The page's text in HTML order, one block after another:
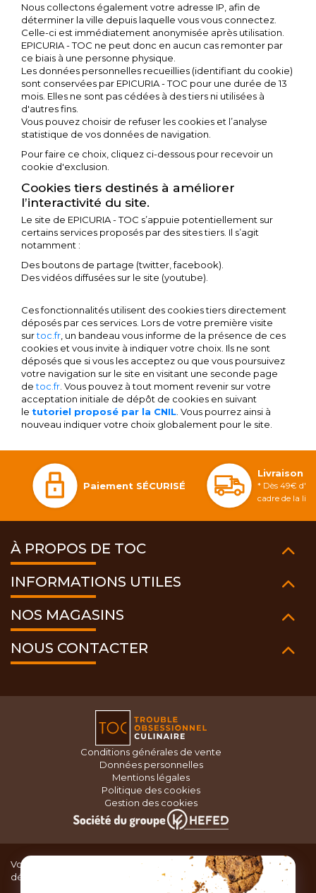
Nous collectons également votre adresse IP, afin de
déterminer la ville depuis laquelle vous vous connectez.
Celle-ci est immédiatement anonymisée après utilisation.
EPICURIA - TOC ne peut donc en aucun cas remonter par
ce biais à une personne physique.
Les données personnelles recueillies (identifiant du cookie)
sont conservées par EPICURIA - TOC pour une durée de 13
mois. Elles ne sont pas cédées à des tiers ni utilisées à
d'autres fins.
Vous pouvez choisir de refuser les cookies et l’analyse
statistique de vos données de navigation.
Pour faire ce choix, cliquez ci-dessous pour recevoir un
cookie d'exclusion.
Cookies tiers destinés à améliorer
l’interactivité du site.
Le site de EPICURIA - TOC s’appuie potentiellement sur
certains services proposés par des sites tiers. Il s’agit
notamment :
Des boutons de partage (twitter, facebook).
Des vidéos diffusées sur le site (youtube).
Ces fonctionnalités utilisent des cookies tiers directement
déposés par ces services. Lors de votre première visite
surtoc.fr , un bandeau vous informe de la présence de ces
cookies et vous invite à indiquer votre choix. Ils ne sont
déposés que si vous les acceptez ou que vous poursuivez
votre navigation sur le site en visitant une seconde page
detoc.fr . Vous pouvez à tout moment revenir sur votre
acceptation initiale de dépôt de cookies en suivant
le tutoriel proposé par la CNIL . Vous pourrez ainsi à
nouveau indiquer votre choix globalement pour le site.
Paiement SÉCURISÉ
Livraison
* Dès 49€
cadre de la
À PROPOS DE TOC
INFORMATIONS UTILES
NOS MAGASINS
NOUS CONTACTER
Conditions générales de vente
Données personnelles
Mentions légales
Politique des cookies
Gestion des cookies
Vous recherchez du matériel de cuisine pour concocter de
délicieux plats ou des pâtisseries dignes d’un grand chef ?